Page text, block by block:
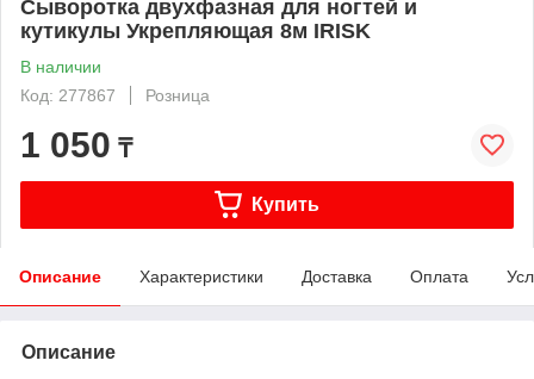
Сыворотка двухфазная для ногтей и
кутикулы Укрепляющая 8м IRISK
В наличии
Код: 277867
Розница
1 050 ₸
Купить
Описание Характеристики Доставка Оплата
Описание